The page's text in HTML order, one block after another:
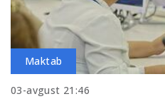
Maktab
03-avgust 21:46